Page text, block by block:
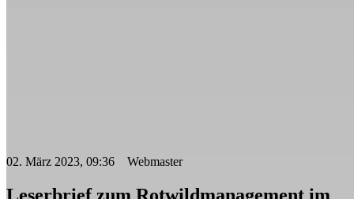
02. März 2023, 09:36 Webmaster